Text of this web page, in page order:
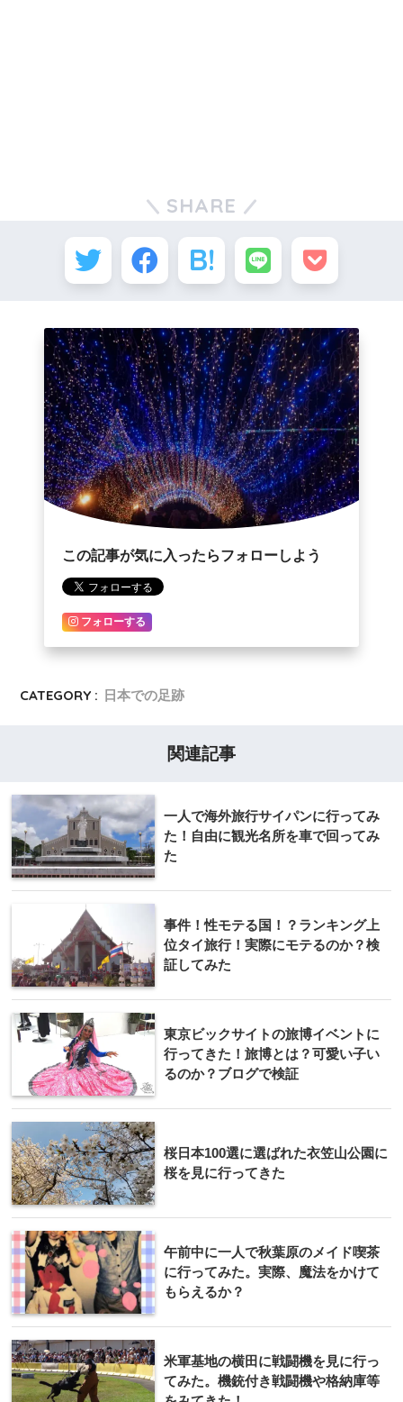
SHARE
この記事が気に入ったらフォローしよう
フォローする
CATEGORY : 日本での足跡
関連記事
一人で海外旅行サイパンに行ってみ
た！自由に観光名所を車で回ってみ
た
事件！性モテる国！？ランキング上
位タイ旅行！実際にモテるのか？検
証してみた
東京ビックサイトの旅博イベントに
行ってきた！旅博とは？可愛い子い
るのか？ブログで検証
桜日本100選に選ばれた衣笠山公園に
桜を見に行ってきた
午前中に一人で秋葉原のメイド喫茶
に行ってみた。実際、魔法をかけて
もらえるか？
米軍基地の横田に戦闘機を見に行っ
てみた。機銃付き戦闘機や格納庫等